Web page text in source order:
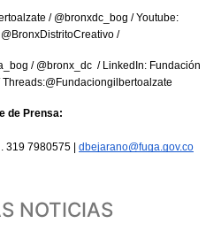
/ @bronxdc_bog / Youtube:
/
/ @bronx_dc  / LinkedIn: Fundación
de Prensa:
319 7980575 | dbejarano@fuga.gov.co
NOTICIAS